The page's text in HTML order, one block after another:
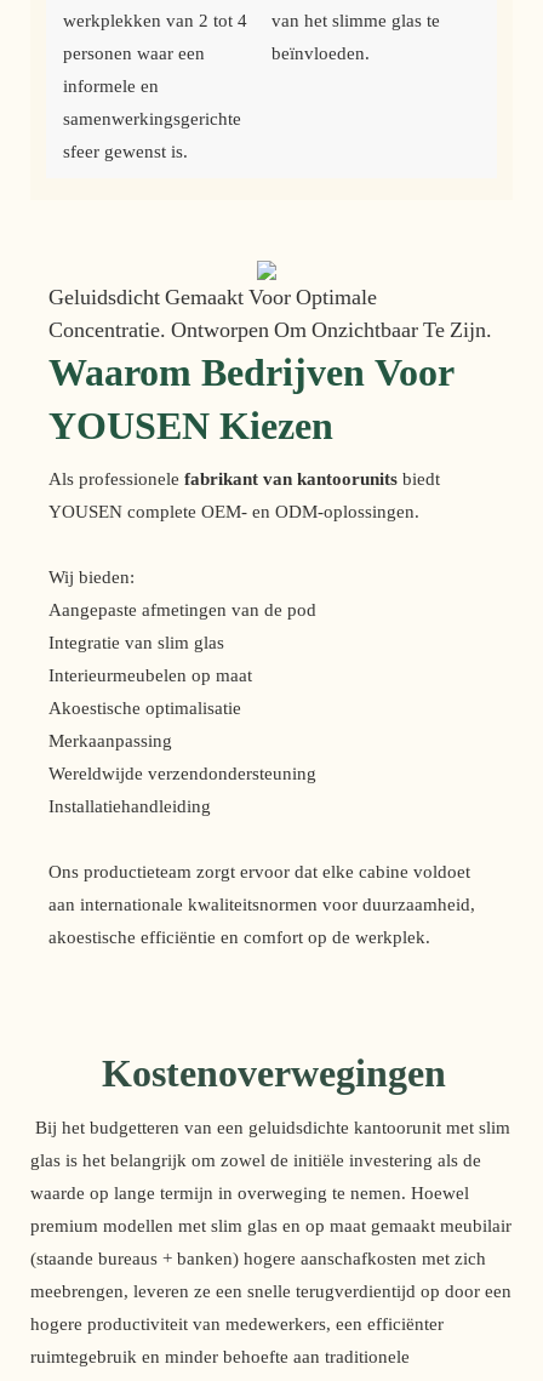
werkplekken van 2 tot 4
personen waar een
informele en
samenwerkingsgerichte
sfeer gewenst is.
van het slimme glas te
beïnvloeden.
Geluidsdicht Gemaakt Voor Optimale
Concentratie. Ontworpen Om Onzichtbaar Te Zijn.
Waarom Bedrijven Voor
YOUSEN Kiezen
Als professionele fabrikant van kantoorunits biedt
YOUSEN complete OEM- en ODM-oplossingen.
Wij bieden:
Aangepaste afmetingen van de pod
Integratie van slim glas
Interieurmeubelen op maat
Akoestische optimalisatie
Merkaanpassing
Wereldwijde verzendondersteuning
Installatiehandleiding
Ons productieteam zorgt ervoor dat elke cabine voldoet
aan internationale kwaliteitsnormen voor duurzaamheid,
akoestische efficiëntie en comfort op de werkplek.
Kostenoverwegingen
glas is het belangrijk om zowel de initiële investering als de
waarde op lange termijn in overweging te nemen. Hoewel
premium modellen met slim glas en op maat gemaakt meubilair
(staande bureaus + banken) hogere aanschafkosten met zich
meebrengen, leveren ze een snelle terugverdientijd op door een
hogere productiviteit van medewerkers, een efficiënter
ruimtegebruik en minder behoefte aan traditionele